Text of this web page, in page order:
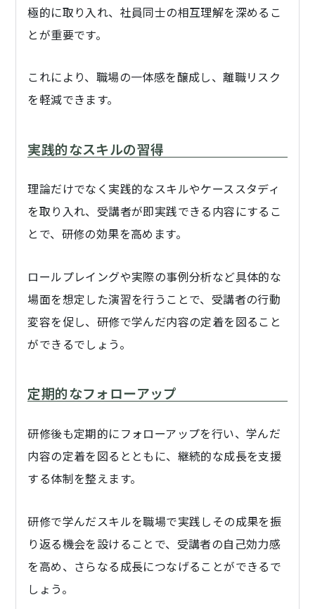
極的に取り入れ、社員同士の相互理解を深めるこ
とが重要です。
これにより、職場の一体感を醸成し、離職リスク
を軽減できます。
実践的なスキルの習得
理論だけでなく実践的なスキルやケーススタディ
を取り入れ、受講者が即実践できる内容にするこ
とで、研修の効果を高めます。
ロールプレイングや実際の事例分析など具体的な
場面を想定した演習を行うことで、受講者の行動
変容を促し、研修で学んだ内容の定着を図ること
ができるでしょう。
定期的なフォローアップ
研修後も定期的にフォローアップを行い、学んだ
内容の定着を図るとともに、継続的な成長を支援
する体制を整えます。
研修で学んだスキルを職場で実践しその成果を振
り返る機会を設けることで、受講者の自己効力感
を高め、さらなる成長につなげることができるで
しょう。